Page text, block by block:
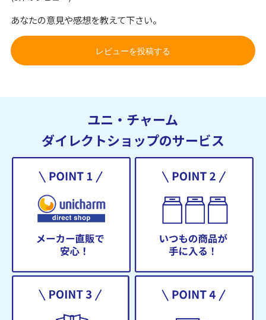
あなたの意見や感想を教えて下さい。
レビューを投稿する
ユニ・チャーム
ダイレクトショップのサービス